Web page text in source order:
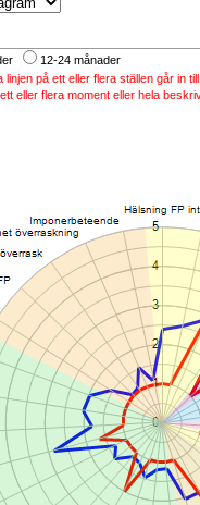
12-24 månader
linjen på ett eller flera ställen går in
eller flera moment eller hela